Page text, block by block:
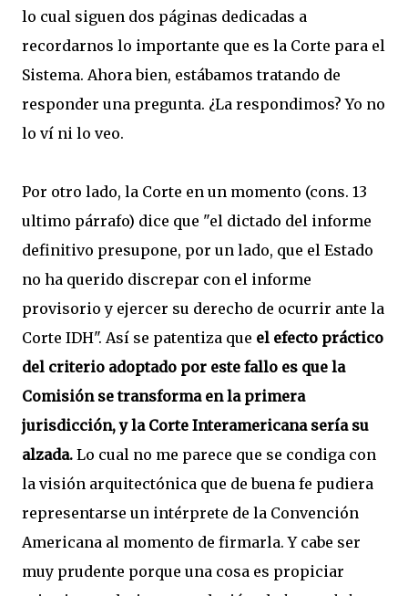
lo cual siguen dos páginas dedicadas a
recordarnos lo importante que es la Corte para el
Sistema. Ahora bien, estábamos tratando de
responder una pregunta. ¿La respondimos? Yo no
lo ví ni lo veo.
Por otro lado, la Corte en un momento (cons. 13
ultimo párrafo) dice que "el dictado del informe
definitivo presupone, por un lado, que el Estado
no ha querido discrepar con el informe
provisorio y ejercer su derecho de ocurrir ante la
Corte IDH". Así se patentiza que el efecto práctico
del criterio adoptado por este fallo es que la
Comisión se transforma en la primera
jurisdicción, y la Corte Interamericana sería su
alzada. Lo cual no me parece que se condiga con
la visión arquitectónica que de buena fe pudiera
representarse un intérprete de la Convención
Americana al momento de firmarla. Y cabe ser
muy prudente porque una cosa es propiciar